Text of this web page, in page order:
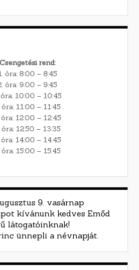
Csengetési rend:
óra: 8:00 – 8:45
óra: 9:00 – 9:45
óra: 10:00 – 10:45
óra: 11:00 – 11:45
óra: 12:00 – 12:45
óra: 12:50 – 13:35
óra: 14:00 – 14:45
óra: 15:00 – 15:45
9. vasárnap
kívánunk kedves Emőd
látogatóinknak!
ünnepli a névnapját.